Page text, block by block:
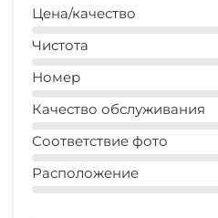
Цена/качество
Чистота
Номер
Качество обслуживания
Соответствие фото
Расположение